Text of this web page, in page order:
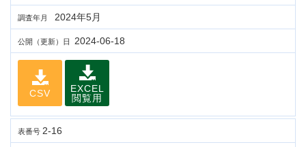
調査年月 2024年5月
公開（更新）日 2024-06-18
CSV
EXCEL
閲覧用
表番号 2-16